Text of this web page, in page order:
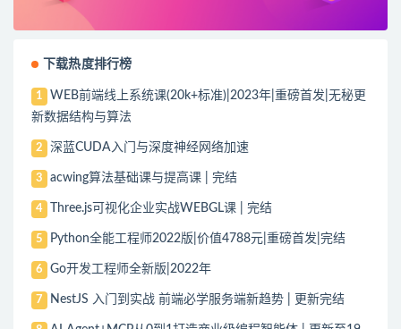
下载热度排行榜
1
WEB前端线上系统课(20k+标准)|2023年|重磅首发|无秘更
新数据结构与算法
2 深蓝CUDA入门与深度神经网络加速
3 acwing算法基础课与提高课 | 完结
4 Three.js可视化企业实战WEBGL课 | 完结
5 Python全能工程师2022版|价值4788元|重磅首发|完结
6 Go开发工程师全新版|2022年
7 NestJS 入门到实战 前端必学服务端新趋势 | 更新完结